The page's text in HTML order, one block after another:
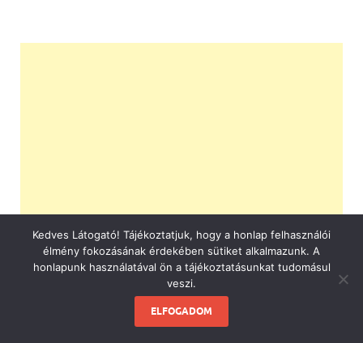
Kedves Látogató! Tájékoztatjuk, hogy a honlap felhasználói
élmény fokozásának érdekében sütiket alkalmazunk. A
honlapunk használatával ön a tájékoztatásunkat tudomásul
veszi.
ELFOGADOM